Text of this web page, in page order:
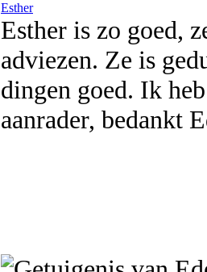
Esther
Esther is zo goed,
adviezen. Ze is
dingen goed. Ik
aanrader, bedankt